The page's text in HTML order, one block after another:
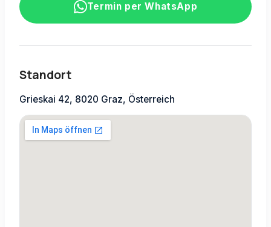
Termin per WhatsApp
Standort
Grieskai 42, 8020 Graz, Österreich